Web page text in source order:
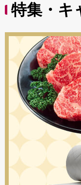
特集・キ